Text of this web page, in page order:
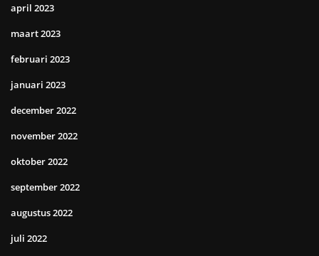
april 2023
maart 2023
februari 2023
januari 2023
december 2022
november 2022
oktober 2022
september 2022
augustus 2022
juli 2022